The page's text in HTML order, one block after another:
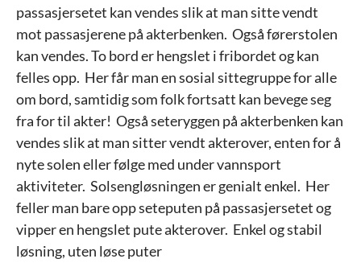
passasjersetet kan vendes slik at man sitte vendt
mot passasjerene på akterbenken. Også førerstolen
kan vendes. To bord er hengslet i fribordet og kan
felles opp. Her får man en sosial sittegruppe for alle
om bord, samtidig som folk fortsatt kan bevege seg
fra for til akter! Også seteryggen på akterbenken kan
vendes slik at man sitter vendt akterover, enten for å
nyte solen eller følge med under vannsport
aktiviteter. Solsengløsningen er genialt enkel. Her
feller man bare opp seteputen på passasjersetet og
vipper en hengslet pute akterover. Enkel og stabil
løsning, uten løse puter